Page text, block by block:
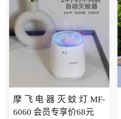
摩飞电器灭蚊灯MF-
6060 会员专享价68元